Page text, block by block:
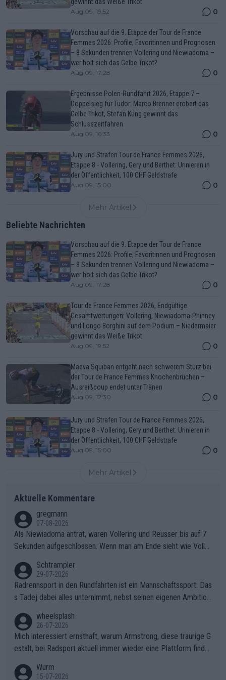
gewinnt das Weiße Trikot
Aug 09, 19:52 0
Vorschau auf die 9. Etappe der Tour de France
Femmes 2026: Profile, Favoritinnen und Prognosen
– 8 Sekunden trennen Vollering und Niewiadoma –
wer holt sich das Gelbe Trikot?
Aug 09, 17:28 0
Ergebnisse Polen-Rundfahrt 2026, Etappe 7 –
Doppelsieg für Tudor: Marco Brenner erobert das
Gelbe Trikot, Stefan Küng gewinnt das
Schlusszeitfahren
Aug 09, 16:33 0
Jury und Strafen Tour de France Femmes 2026,
Etappe 8 - Vollering, Gery und Berthet: Urinieren in
der Öffentlichkeit, 100 CHF Geldstrafe
Aug 09, 15:00 0
Mehr Artikel
Beliebte Nachrichten
Vorschau auf die 9. Etappe der Tour de France
Femmes 2026: Profile, Favoritinnen und Prognosen
– 8 Sekunden trennen Vollering und Niewiadoma –
wer holt sich das Gelbe Trikot?
Aug 09, 17:28 0
Tour de France Femmes 2026, Endgültige
Gesamtwertungen: Vollering, Niewiadoma-Phinney
und Longo Borghini auf dem Podium – Niedermaier
gewinnt das Weiße Trikot
Aug 09, 19:52 0
Maeva Squiban entgeht nach schwerem Sturz bei
der Tour de France Femmes Knochenbrüchen –
Ausreißcoup endet unter Tränen
Aug 09, 12:30 0
Jury und Strafen Tour de France Femmes 2026,
Etappe 8 - Vollering, Gery und Berthet: Urinieren in
der Öffentlichkeit, 100 CHF Geldstrafe
Aug 09, 15:00 0
Mehr Artikel
Aktuelle Kommentare
gregmann
07-08-2026
Als Niewiadoma antrat, waren Vollering und Reusser bis auf 7
Sekunden aufgeschlossen. Wenn man am Ende sieht wie Voller
ering die 7 Sekunden zu Niewiadoma nicht geschlossen hat un
d den Abstand hat anwachsen lassen. Ein schwerer taktischer
Fehler, der den Tour Sieg kosten wird.Diese Beobachtung trifft
Zögerlichkeit von Demi Vollering in diesem Moment war das e
ntscheidende Puzzleteil, das Katarzyna Niewiadoma die Tür z
um Gelben Trikot geöffnet hat.Das taktische Dilemma am Mon
t VentouxDie psychologische Falle: Vollering spekulierte in die
ser Phase darauf, dass Marlen Reusser im Gelben Trikot die N
Schtrampler
29-07-2026
Radrennsport in den Rundfahrten ist ein Mannschaftssport. Das
s Tadej dabei alles unternimmt, nebst seinen eigenen Ambition
ganze Team auch mental stark zu machen und konkret am Erf
olg teilzuhaben, ist ihm ganz hoch anzurechnen. Das ist ein Zei
chen weit über den Radsport hinaus.
wheelsplash
26-07-2026
Mich interessiert ernsthaft, warum Armstrong, diese traurige G
estalt, bei Radsport aktuell immer wieder eine Plattform finde
Wurm
15-07-2026